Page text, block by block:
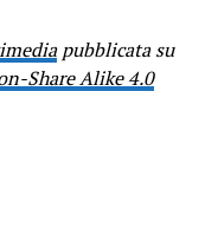
pubblicata su
Share Alike 4.0